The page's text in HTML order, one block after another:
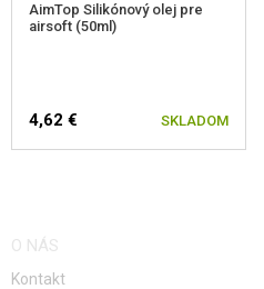
AimTop Silikónový olej pre
airsoft (50ml)
4,62 € SKLADOM
O NÁS
Kontakt